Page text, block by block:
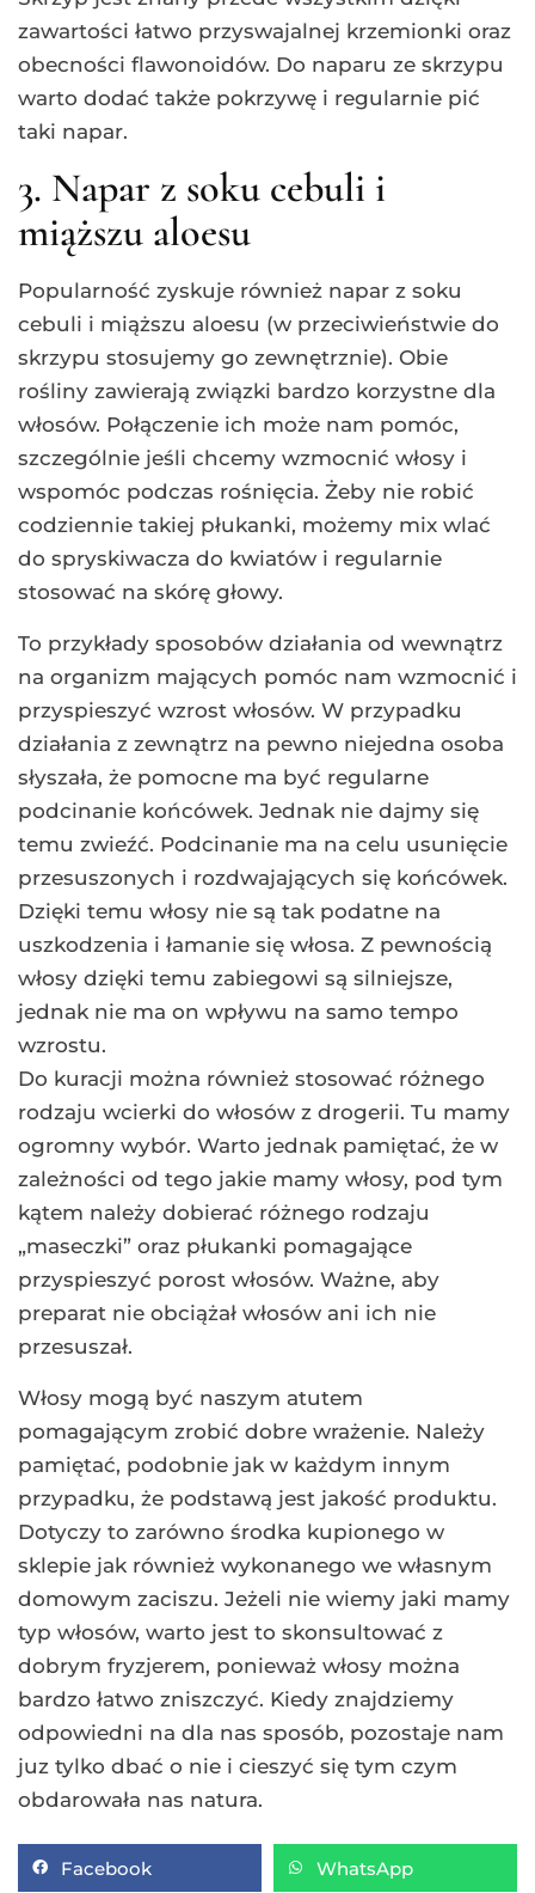
zawartości łatwo przyswajalnej krzemionki oraz
obecności flawonoidów. Do naparu ze skrzypu
warto dodać także pokrzywę i regularnie pić
taki napar.
3. Napar z soku cebuli i
miąższu aloesu
Popularność zyskuje również napar z soku
cebuli i miąższu aloesu (w przeciwieństwie do
skrzypu stosujemy go zewnętrznie). Obie
rośliny zawierają związki bardzo korzystne dla
włosów. Połączenie ich może nam pomóc,
szczególnie jeśli chcemy wzmocnić włosy i
wspomóc podczas rośnięcia. Żeby nie robić
codziennie takiej płukanki, możemy mix wlać
do spryskiwacza do kwiatów i regularnie
stosować na skórę głowy.
To przykłady sposobów działania od wewnątrz
na organizm mających pomóc nam wzmocnić i
przyspieszyć wzrost włosów. W przypadku
działania z zewnątrz na pewno niejedna osoba
słyszała, że pomocne ma być regularne
podcinanie końcówek. Jednak nie dajmy się
temu zwieźć. Podcinanie ma na celu usunięcie
przesuszonych i rozdwajających się końcówek.
Dzięki temu włosy nie są tak podatne na
uszkodzenia i łamanie się włosa. Z pewnością
włosy dzięki temu zabiegowi są silniejsze,
jednak nie ma on wpływu na samo tempo
wzrostu.
Do kuracji można również stosować różnego
rodzaju wcierki do włosów z drogerii. Tu mamy
ogromny wybór. Warto jednak pamiętać, że w
zależności od tego jakie mamy włosy, pod tym
kątem należy dobierać różnego rodzaju
„maseczki” oraz płukanki pomagające
przyspieszyć porost włosów. Ważne, aby
preparat nie obciążał włosów ani ich nie
przesuszał.
Włosy mogą być naszym atutem
pomagającym zrobić dobre wrażenie. Należy
pamiętać, podobnie jak w każdym innym
przypadku, że podstawą jest jakość produktu.
Dotyczy to zarówno środka kupionego w
sklepie jak również wykonanego we własnym
domowym zaciszu. Jeżeli nie wiemy jaki mamy
typ włosów, warto jest to skonsultować z
dobrym fryzjerem, ponieważ włosy można
bardzo łatwo zniszczyć. Kiedy znajdziemy
odpowiedni na dla nas sposób, pozostaje nam
juz tylko dbać o nie i cieszyć się tym czym
obdarowała nas natura.
Facebook WhatsApp